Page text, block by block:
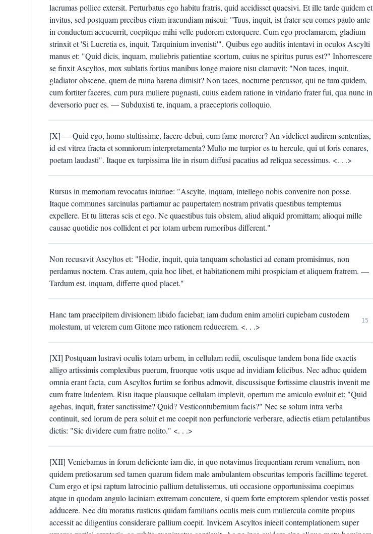
lacrumas pollice extersit. Perturbatus ego habitu fratris, quid accidisset quaesivi. Et ille tarde quidem et
invitus, sed postquam precibus etiam iracundiam miscui: "Tuus, inquit, ist frater seu comes paulo ante
in conductum accucurrit, coepitque mihi velle pudorem extorquere. Cum ego proclamarem, gladium
strinxit et 'Si Lucretia es, inquit, Tarquinium invenisti'". Quibus ego auditis intentavi in oculos Ascylti
manus et: "Quid dicis, inquam, muliebris patientiae scortum, cuius ne spiritus purus est?" Inhorrescere
se finxit Ascyltos, mox sublatis fortius manibus longe maiore nisu clamavit: "Non taces, inquit,
gladiator obscene, quem de ruina harena dimisit? Non taces, nocturne percussor, qui ne tum quidem,
cum fortiter faceres, cum pura muliere pugnasti, cuius eadem ratione in viridario frater fui, qua nunc in
deversorio puer es. — Subduxisti te, inquam, a praeceptoris colloquio.
[X] — Quid ego, homo stultissime, facere debui, cum fame morerer? An videlicet audirem sententias,
id est vitrea fracta et somniorum interpretamenta? Multo me turpior es tu hercule, qui ut foris cenares,
poetam laudasti". Itaque ex turpissima lite in risum diffusi pacatius ad reliqua secessimus. <. . .>
Rursus in memoriam revocatus iniuriae: "Ascylte, inquam, intellego nobis convenire non posse.
Itaque communes sarcinulas partiamur ac paupertatem nostram privatis questibus temptemus
expellere. Et tu litteras scis et ego. Ne quaestibus tuis obstem, aliud aliquid promittam; alioqui mille
causae quotidie nos collident et per totam urbem rumoribus different."
Non recusavit Ascyltos et: "Hodie, inquit, quia tanquam scholastici ad cenam promisimus, non
perdamus noctem. Cras autem, quia hoc libet, et habitationem mihi prospiciam et aliquem fratrem. —
Tardum est, inquam, differre quod placet."
Hanc tam praecipitem divisionem libido faciebat; iam dudum enim amoliri cupiebam custodem
molestum, ut veterem cum Gitone meo rationem reducerem. <. . .>
15
[XI] Postquam lustravi oculis totam urbem, in cellulam redii, osculisque tandem bona fide exactis
alligo artissimis complexibus puerum, fruorque votis usque ad invidiam felicibus. Nec adhuc quidem
omnia erant facta, cum Ascyltos furtim se foribus admovit, discussisque fortissime claustris invenit me
cum fratre ludentem. Risu itaque plausuque cellulam implevit, opertum me amiculo evoluit et: "Quid
agebas, inquit, frater sanctissime? Quid? Vesticontubernium facis?" Nec se solum intra verba
continuit, sed lorum de pera soluit et me coepit non perfunctorie verberare, adiectis etiam petulantibus
dictis: "Sic dividere cum fratre nolito." <. . .>
[XII] Veniebamus in forum deficiente iam die, in quo notavimus frequentiam rerum venalium, non
quidem pretiosarum sed tamen quarum fidem male ambulantem obscuritas temporis facillime tegeret.
Cum ergo et ipsi raptum latrocinio pallium detulissemus, uti occasione opportunissima coepimus
atque in quodam angulo laciniam extremam concutere, si quem forte emptorem splendor vestis posset
adducere. Nec diu moratus rusticus quidam familiaris oculis meis cum muliercula comite propius
accessit ac diligentius considerare pallium coepit. Invicem Ascyltos iniecit contemplationem super